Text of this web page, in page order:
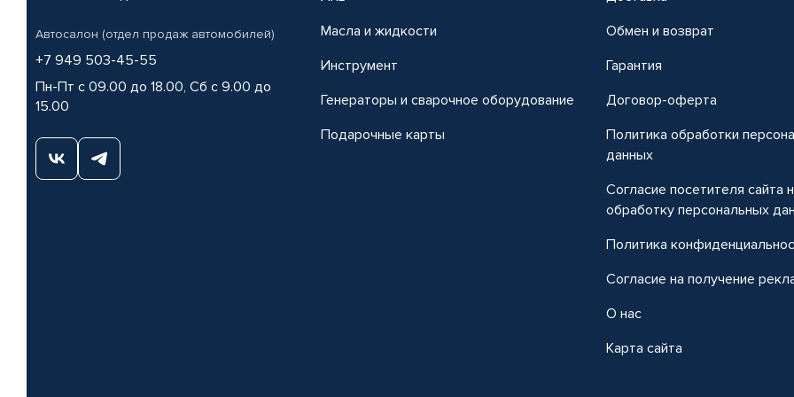
Автосалон (отдел продаж автомобилей)
+7 949 503-45-55
Пн-Пт с 09.00 до 18.00, Сб с 9.00 до
15.00
Масла и жидкости
Инструмент
Генераторы и сварочное оборудование
Подарочные карты
Обмен и возврат
Гарантия
Договор-оферта
Политика обработки
данных
Согласие посетителя сайта
обработку персональных
Политика
Согласие на получение
О нас
Карта сайта